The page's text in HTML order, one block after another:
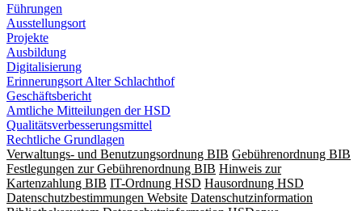
Führungen
Ausstellungsort
Projekte
Ausbildung
Digitalisierung
Erinnerungsort Alter Schlachthof
Geschäftsbericht
Amtliche Mitteilungen der HSD
Qualitätsverbesserungsmittel
Rechtliche Grundlagen
Verwaltungs- und Benutzungsordnung BIB Gebührenordnung BIB
Festlegungen zur Gebührenordnung BIB Hinweis zur
Kartenzahlung BIB IT-Ordnung HSD Hausordnung HSD
Datenschutzbestimmungen Website Datenschutzinformation